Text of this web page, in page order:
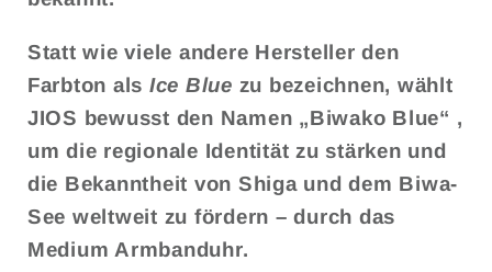
Statt wie viele andere Hersteller den
Farbton als Ice Blue zu bezeichnen, wählt
JIOS bewusst den Namen „Biwako Blue“ ,
um die regionale Identität zu stärken und
die Bekanntheit von Shiga und dem Biwa-
See weltweit zu fördern – durch das
Medium Armbanduhr.